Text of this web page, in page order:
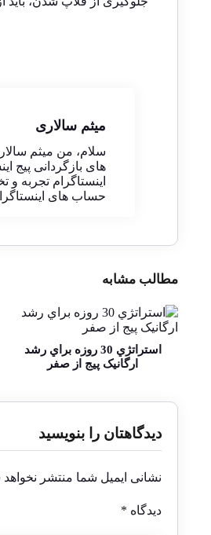
میثم سالاری
سلام، من میثم
های بازگردانی پیج
اینستاگرام
حساب های
مطالب مشابه
استراتژي 30 روزه براي رشد
ارگانيک پيج از صفر
دیدگاهتان را بنویسید
نشانی ایمیل شما منتشر
دیدگاه *